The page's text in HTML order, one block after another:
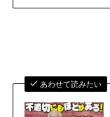
あわせて読みたい